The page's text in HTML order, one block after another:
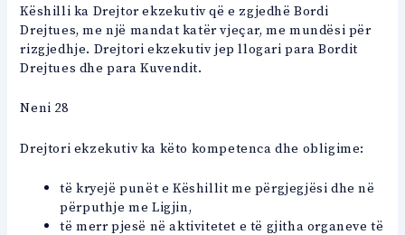
Këshilli ka Drejtor ekzekutiv që e zgjedhë Bordi
Drejtues, me një mandat katër vjeçar, me mundësi për
rizgjedhje. Drejtori ekzekutiv jep llogari para Bordit
Drejtues dhe para Kuvendit.
Neni 28
Drejtori ekzekutiv ka këto kompetenca dhe obligime:
të kryejë punët e Këshillit me përgjegjësi dhe në
përputhje me Ligjin,
të merr pjesë në aktivitetet e të gjitha organeve të